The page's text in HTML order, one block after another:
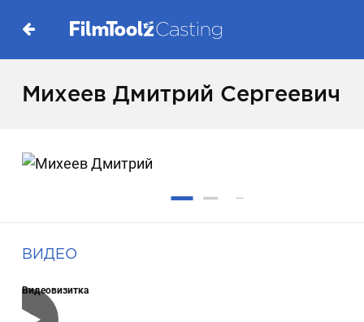
Михеев Дмитрий Сергеевич
ВИДЕО
Видеовизитка